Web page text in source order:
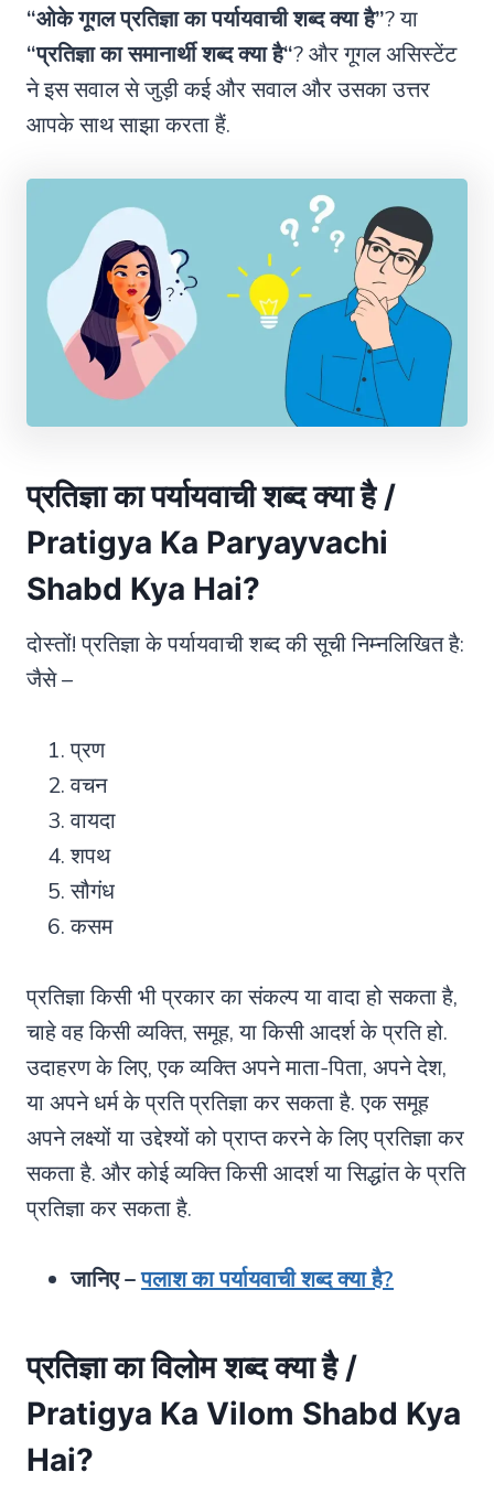
“ओके गूगल प्रतिज्ञा का पर्यायवाची शब्द क्या है”? या
“प्रतिज्ञा का समानार्थी शब्द क्या है“? और गूगल असिस्टेंट
ने इस सवाल से जुड़ी कई और सवाल और उसका उत्तर
आपके साथ साझा करता हैं.
प्रतिज्ञा का पर्यायवाची शब्द क्या है /
Pratigya Ka Paryayvachi
Shabd Kya Hai?
दोस्तों! प्रतिज्ञा के पर्यायवाची शब्द की सूची निम्नलिखित है:
जैसे –
प्रण
वचन
वायदा
शपथ
सौगंध
कसम
प्रतिज्ञा किसी भी प्रकार का संकल्प या वादा हो सकता है,
चाहे वह किसी व्यक्ति, समूह, या किसी आदर्श के प्रति हो.
उदाहरण के लिए, एक व्यक्ति अपने माता-पिता, अपने देश,
या अपने धर्म के प्रति प्रतिज्ञा कर सकता है. एक समूह
अपने लक्ष्यों या उद्देश्यों को प्राप्त करने के लिए प्रतिज्ञा कर
सकता है. और कोई व्यक्ति किसी आदर्श या सिद्धांत के प्रति
प्रतिज्ञा कर सकता है.
जानिए –पलाश का पर्यायवाची शब्द क्या है?
प्रतिज्ञा का विलोम शब्द क्या है /
Pratigya Ka Vilom Shabd Kya
Hai?